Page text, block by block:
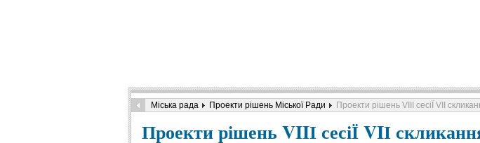
Міська рада Проекти рішень Міської Ради Проекти рішень VIIІ сесіЇ VIІ
Проекти рішень VIIІ сесіЇ VIІ